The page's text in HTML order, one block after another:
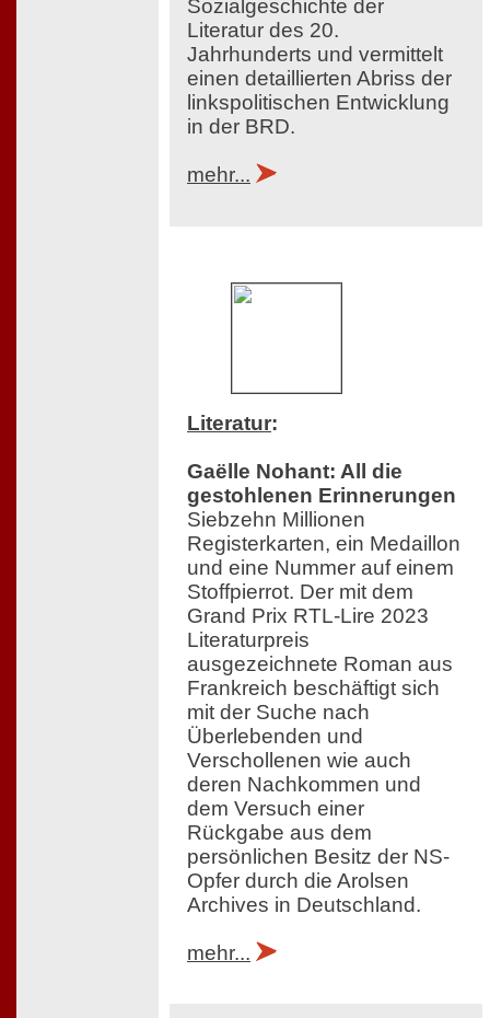
Sozialgeschichte der
Literatur des 20.
Jahrhunderts und vermittelt
einen detaillierten Abriss der
linkspolitischen Entwicklung
in der BRD.
mehr...
Literatur:
Gaëlle Nohant: All die
gestohlenen Erinnerungen
Siebzehn Millionen
Registerkarten, ein Medaillon
und eine Nummer auf einem
Stoffpierrot. Der mit dem
Grand Prix RTL-Lire 2023
Literaturpreis
ausgezeichnete Roman aus
Frankreich beschäftigt sich
mit der Suche nach
Überlebenden und
Verschollenen wie auch
deren Nachkommen und
dem Versuch einer
Rückgabe aus dem
persönlichen Besitz der NS-
Opfer durch die Arolsen
Archives in Deutschland.
mehr...